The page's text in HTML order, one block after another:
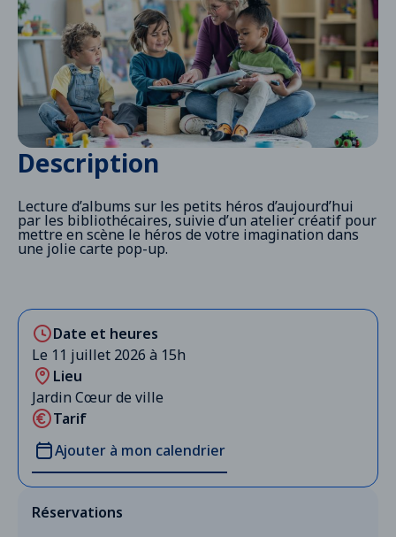
Description
Lecture d’albums sur les petits héros d’aujourd’hui
par les bibliothécaires, suivie d’un atelier créatif pour
mettre en scène le héros de votre imagination dans
une jolie carte pop-up.
Date et heures
Le 11 juillet 2026 à 15h
Lieu
Jardin Cœur de ville
Tarif
Ajouter à mon calendrier
Réservations